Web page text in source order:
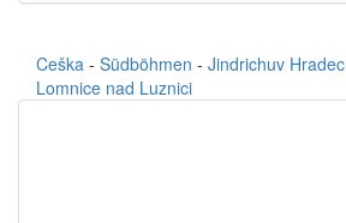
Ceška - Südböhmen - Jindrichuv Hradec
Lomnice nad Luznici